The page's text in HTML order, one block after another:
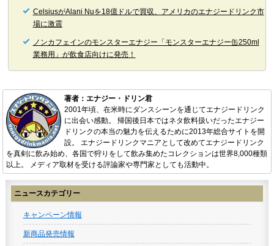
CelsiusがAlani Nuを18億ドルで買収、アメリカのエナジードリンク市
場に激震
ノンカフェインのモンスターエナジー「モンスターエナジー缶250ml
業務用」が飲食店向けに発売！
著者：エナジー・ドリン君
2001年頃、在米時にダンスシーンを通じてエナジードリンク
に出会い感動。 帰国後日本ではネタ飲料扱いだったエナジー
ドリンクの本当の魅力を伝えるために2013年総合サイトを開
設。 エナジードリンクマニアとして改めてエナジードリンク
を真剣に飲み始め、各国で狩りをして飲み集めたコレクションは世界8,000種類
以上。 メディア取材を受ける評論家や専門家としても活動中。
ニュースカテゴリー
キャンペーン情報
新商品発売情報